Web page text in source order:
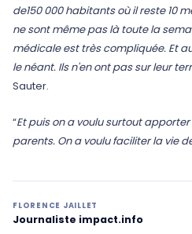
de150 000 habitants où il reste 10
ne sont même pas là toute la
médicale est très compliquée. Et
le néant. Ils n'en ont pas sur leur
Sauter.
“Et puis on a voulu surtout
parents. On a voulu faciliter la vie
FLORENCE JAILLET
Journaliste impact.info